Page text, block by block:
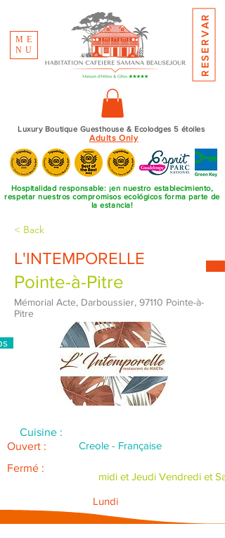
ME
NU
Luxury Boutique Guesthouse & Ecolodges 5 étoiles
Adults Only
RESERVAR
Hospitalidad responsable: ¡en nuestro establecimiento,
respetar nuestros compromisos ecológicos forma parte de
la estancia!
< Back
L'INTEMPORELLE
Pointe-à-Pitre
Mémorial Acte, Darboussier, 97110 Pointe-à-
Pitre
Cuisine :
Creole - Française
Ouvert :
midi et Jeudi Vendredi et
Fermé :
Lundi